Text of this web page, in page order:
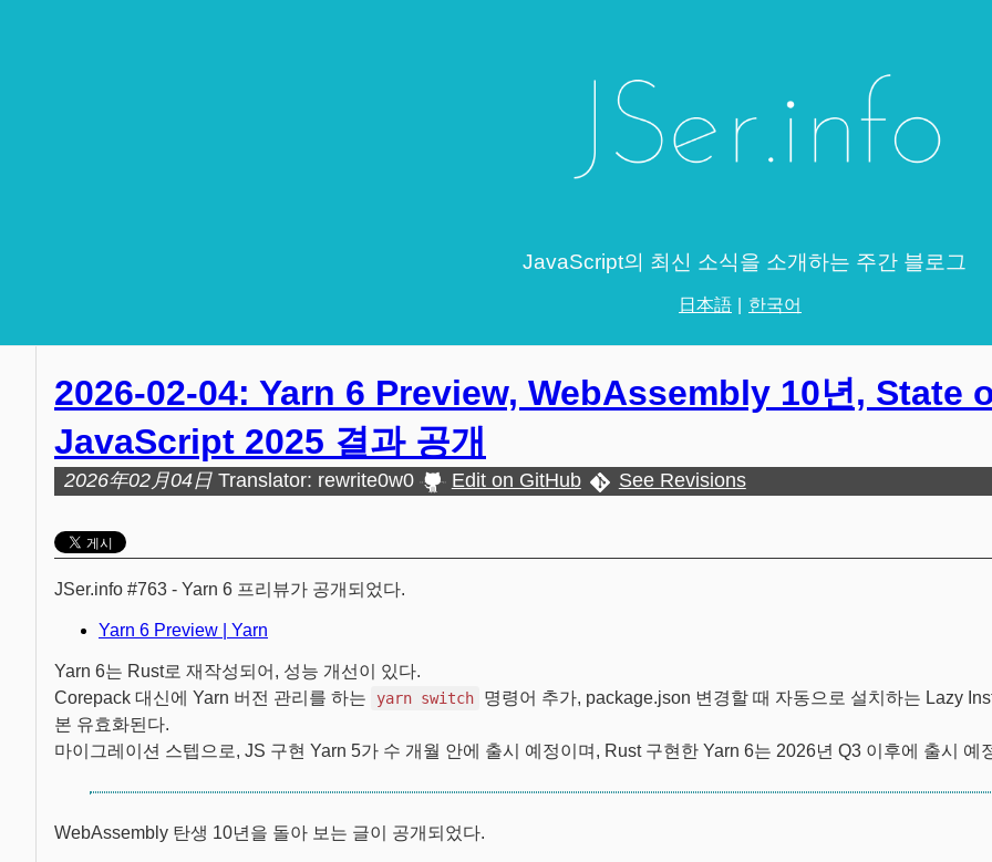
JavaScript의 최신 소식을 소개하는 주간 블로그
日本語 한국어
2026-02-04: Yarn 6 Preview, WebAssembly 10년, State
JavaScript 2025 결과 공개
2026年02月04日 Translator: rewrite0w0 Edit on GitHub See Revisions
JSer.info #763 - Yarn 6 프리뷰가 공개되었다.
Yarn 6 Preview | Yarn
Yarn 6는 Rust로 재작성되어, 성능 개선이 있다.
Corepack 대신에 Yarn 버전 관리를 하는
yarn switch
명령어 추가, package.json 변경할 때 자동으로 설치하는 Lazy
본 유효화된다.
마이그레이션 스텝으로, JS 구현 Yarn 5가 수 개월 안에 출시 예정이며, Rust 구현한 Yarn 6는 2026년 Q3 이후에 출시 예
WebAssembly 탄생 10년을 돌아 보는 글이 공개되었다.